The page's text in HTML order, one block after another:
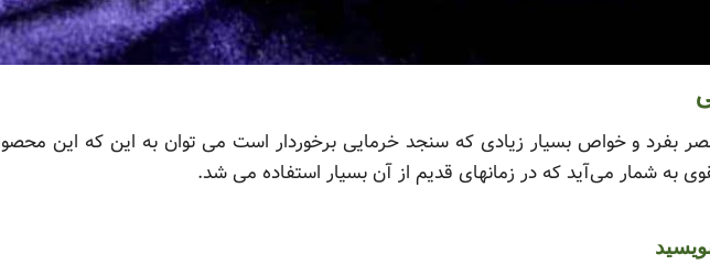
بفرد و خواص بسیار زیادی که سنجد خرمایی برخوردار است می توان به این که این
شمار می‌آید که در زمانهای قدیم از آن بسیار استفاده می شد.